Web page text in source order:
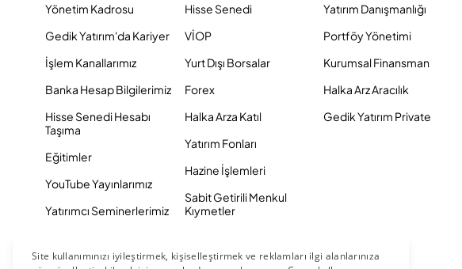
Yönetim Kadrosu
Gedik Yatırım'da Kariyer
İşlem Kanallarımız
Banka Hesap Bilgilerimiz
Hisse Senedi Hesabı
Taşıma
Eğitimler
YouTube Yayınlarımız
Yatırımcı Seminerlerimiz
Hisse Senedi
VİOP
Yurt Dışı Borsalar
Forex
Halka Arza Katıl
Yatırım Fonları
Hazine İşlemleri
Sabit Getirili Menkul
Kıymetler
Tahvil ve Bono
Yatırım Danışmanlığı
Portföy Yönetimi
Kurumsal Finansman
Halka Arz Aracılık
Gedik Yatırım Private